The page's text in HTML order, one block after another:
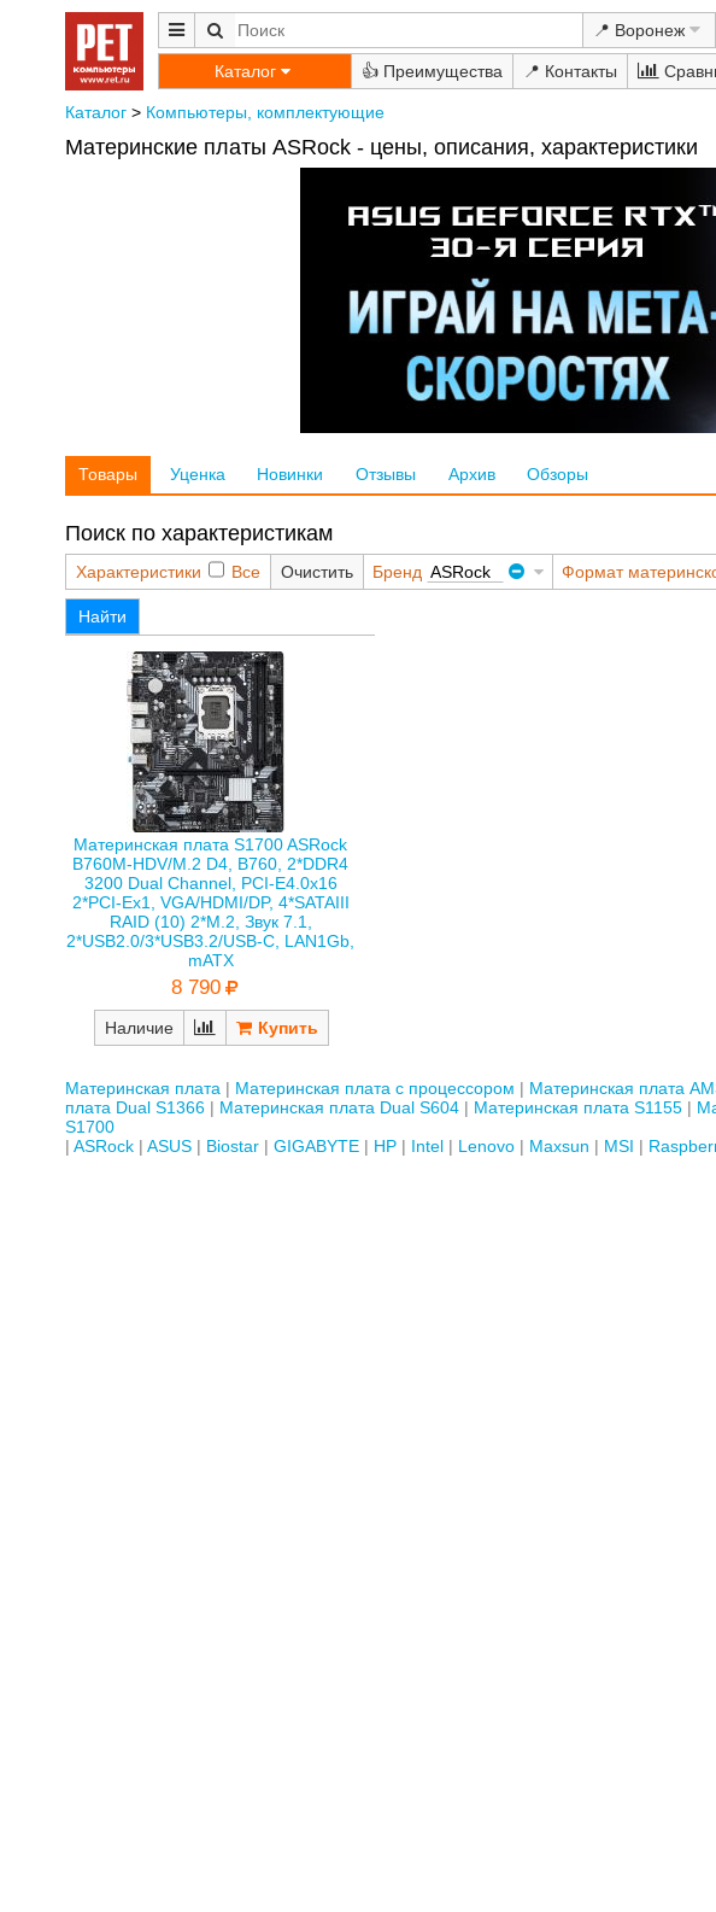
📍 Воронеж
Каталог 👍 📍
Каталог> Компьютеры, комплектующие
Материнские платы ASRock - цены, описания, характеристики
Товары Уценка Новинки Отзывы Архив Обзоры
Поиск по характеристикам
Характеристики Все Очистить Бренд ASRock Формат
Найти
Материнская плата S1700 ASRock
B760M-HDV/M.2 D4, B760, 2*DDR4
3200 Dual Channel, PCI-E4.0x16
2*PCI-Ex1, VGA/HDMI/DP, 4*SATAIII
RAID (10) 2*M.2, Звук 7.1,
2*USB2.0/3*USB3.2/USB-C, LAN1Gb,
mATX
8 790
Наличие
Материнская плата Материнская плата с процессором Материнская плата
плата Dual S1366
Материнская плата Dual S604 Материнская плата S1155
S1700
ASRock
ASUS Biostar GIGABYTE HP Intel Lenovo Maxsun MSI